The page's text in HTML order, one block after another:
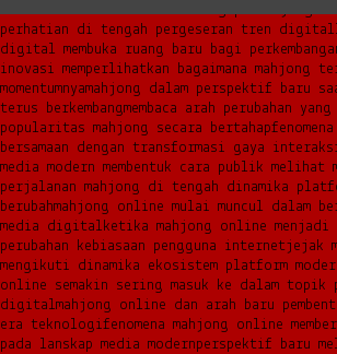
perhatian di tengah pergeseran tren digital
digital membuka ruang baru bagi
inovasi memperlihatkan bagaimana mahjong
momentumnyamahjong dalam perspektif baru
terus berkembangmembaca arah perubahan
popularitas mahjong secara bertahap
bersamaan dengan transformasi gaya
media modern membentuk cara publik melihat
perjalanan mahjong di tengah dinamika
berubahmahjong online mulai muncul dalam
media digital ketika mahjong online
perubahan kebiasaan pengguna internetjejak
mengikuti dinamika ekosistem platform
online semakin sering masuk ke dalam topik
digitalmahjong online dan arah baru
era teknologifenomena mahjong online
pada lanskap media modernperspektif baru